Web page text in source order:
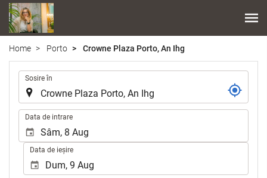
Home Porto Crowne Plaza Porto, An Ihg
Sosire în
Data de intrare
Data de ieșire